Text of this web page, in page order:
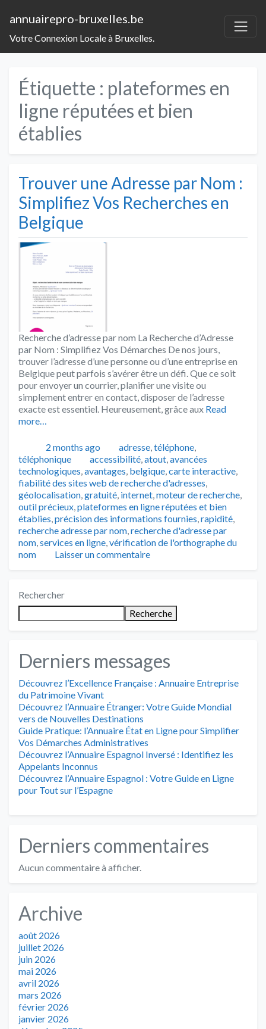
annuairepro-bruxelles.be
Votre Connexion Locale à Bruxelles.
Étiquette : plateformes en
ligne réputées et bien
établies
Trouver une Adresse par Nom :
Simplifiez Vos Recherches en
Belgique
Recherche d’adresse par nom La Recherche d’Adresse
par Nom : Simplifiez Vos Démarches De nos jours,
trouver l’adresse d’une personne ou d’une entreprise en
Belgique peut parfois s’avérer être un défi. Que ce soit
pour envoyer un courrier, planifier une visite ou
simplement entrer en contact, disposer de l’adresse
exacte est essentiel. Heureusement, grâce aux Read
more…
Publié2 months ago Catégories
adresse,téléphone,
téléphonique
Tags
accessibilité,atout,avancées
technologiques,avantages, belgique,carte interactive,
fiabilité des sites web de recherche d'adresses,
géolocalisation,gratuité, internet,moteur de recherche,
outil précieux,plateformes en ligne réputées et bien
établies,précision des informations fournies,rapidité,
recherche adresse par nom,recherche d'adresse par
nom,services en ligne,vérification de l'orthographe du
nom
Laisser un commentaire
Rechercher
Recherche
Derniers messages
Découvrez l’Excellence Française : Annuaire Entreprise
du Patrimoine Vivant
Découvrez l’Annuaire Étranger: Votre Guide Mondial
vers de Nouvelles Destinations
Guide Pratique: l’Annuaire État en Ligne pour Simplifier
Vos Démarches Administratives
Découvrez l’Annuaire Espagnol Inversé : Identifiez les
Appelants Inconnus
Découvrez l’Annuaire Espagnol : Votre Guide en Ligne
pour Tout sur l’Espagne
Derniers commentaires
Aucun commentaire à afficher.
Archive
août 2026
juillet 2026
juin 2026
mai 2026
avril 2026
mars 2026
février 2026
janvier 2026